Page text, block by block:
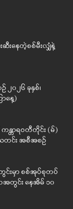
းနေတဲ့စစ်မီးလျှံနဲ့
၂၀၂၆ ခုနှစ်၊
နေ့)
တာရဝတီတိုင်း (မ်)
တင်း အစီအစဉ်
းမှာ စစ်အုပ်စုတပ်
တွင်း နေအိမ် ၁၀